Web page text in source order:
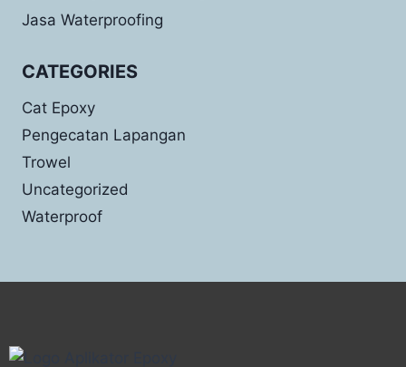
Jasa Waterproofing
CATEGORIES
Cat Epoxy
Pengecatan Lapangan
Trowel
Uncategorized
Waterproof